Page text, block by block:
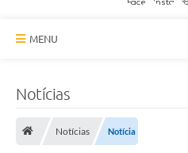
MENU
Serviços Online
Notícias
Notícias Notícia